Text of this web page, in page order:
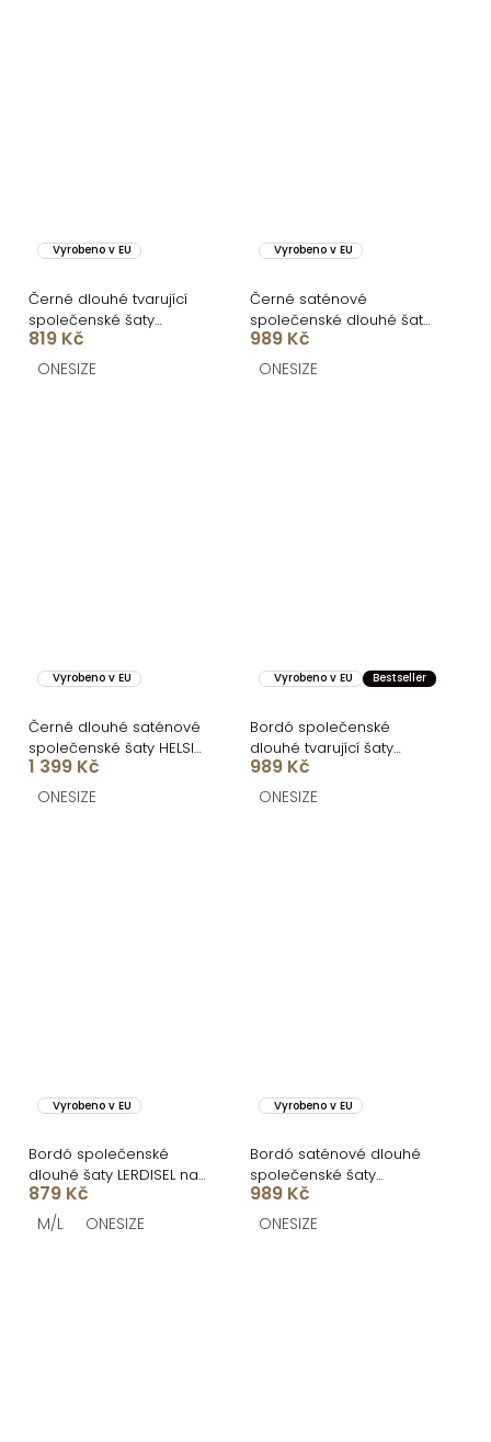
Vyrobeno v EU
Černé dlouhé tvarující
společenské šaty
DRAVELY s rozparkem
819 Kč
ONESIZE
Vyrobeno v EU
Černé saténové
společenské dlouhé šaty
CELESTIA s vlečkou
989 Kč
ONESIZE
Vyrobeno v EU
Černé dlouhé saténové
společenské šaty HELSIN
na ramínka
1 399 Kč
ONESIZE
Vyrobeno v EU Bestseller
Bordó společenské
dlouhé tvarující šaty
SYVONA s rozparkem
989 Kč
ONESIZE
Vyrobeno v EU
Bordó společenské
dlouhé šaty LERDISEL na
ramínka
879 Kč
M/L ONESIZE
Vyrobeno v EU
Bordó saténové dlouhé
společenské šaty
CELESTIA s vlečkou
989 Kč
ONESIZE